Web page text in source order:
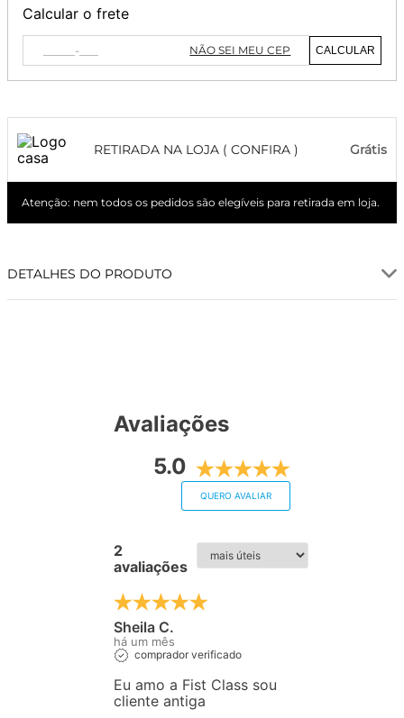
Calcular o frete
NÃO SEI MEU CEP CALCULAR
RETIRADA NA LOJA ( CONFIRA ) Grátis
Atenção: nem todos os pedidos são elegíveis para retirada em loja.
DETALHES DO PRODUTO
Avaliações
5.0
QUERO AVALIAR
2
avaliações
Sheila C.
há um mês
comprador verificado
Eu amo a Fist Class sou
cliente antiga